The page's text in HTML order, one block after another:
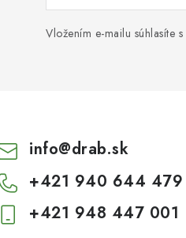
Vložením e-mailu súhlasíte s
info@drab.sk
+421 940 644 479
+421 948 447 001